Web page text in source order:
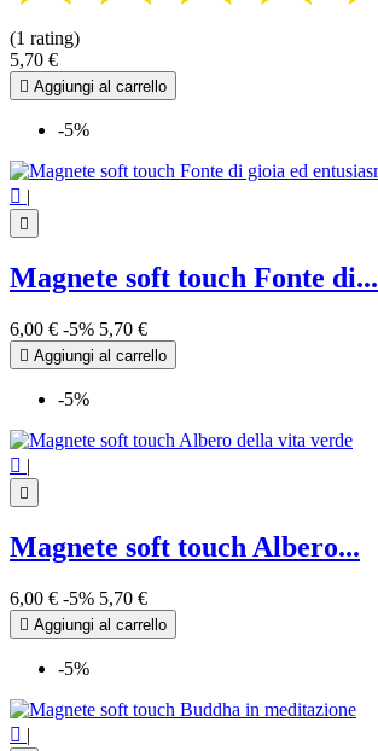
(1 rating)
5,70 €
 Aggiungi al carrello
-5%
 |

Magnete soft touch Fonte di...
6,00 € -5% 5,70 €
 Aggiungi al carrello
-5%
 |

Magnete soft touch Albero...
6,00 € -5% 5,70 €
 Aggiungi al carrello
-5%
 |